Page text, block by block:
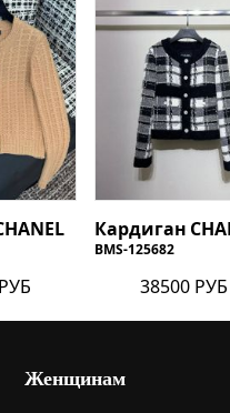
Кардиган
BMS-125682
38500 РУБ
Женщинам